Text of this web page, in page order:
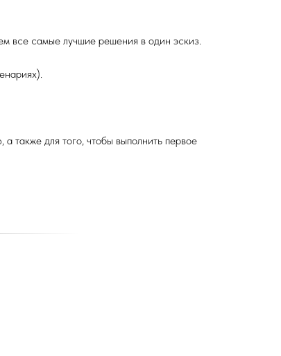
все самые лучшие решения в один эскиз.
также для того, чтобы выполнить первое